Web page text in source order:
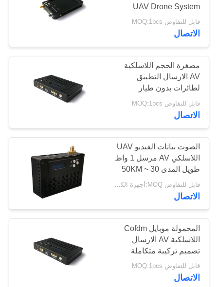
اطلب
عرض
أسعار
خريطة
الموقع
سياسة
الخصوصية
UAV Drone System
100mm * 59mm * 16mm
قابل للتفاوض MOQ:1pcs
الاتصال
مصغرة الحجم اللاسلكية
AV الارسال التطبيق
لطائرات بدون طيار
الصغيرة ونظام روبوت
قابل للتفاوض MOQ:1pcs
الاتصال
الصوت بيانات الفيديو UAV
اللاسلكي AV مرسل 1 واط
طويل المدى 30 ~ 50KM
DC 6 ~ 17V
قابل للتفاوض MOQ:أجهزة الكمبيوتر 1
الاتصال
المحمولة موبايل Cofdm
اللاسلكية AV الارسال
تصميم تركيبة متكاملة
وحدات
قابل للتفاوض MOQ:1pcs
الاتصال